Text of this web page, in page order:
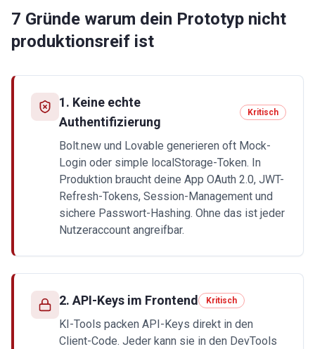
7 Gründe warum dein Prototyp nicht
produktionsreif ist
1. Keine echte
Authentifizierung
Kritisch
Bolt.new und Lovable generieren oft Mock-
Login oder simple localStorage-Token. In
Produktion braucht deine App OAuth 2.0, JWT-
Refresh-Tokens, Session-Management und
sichere Passwort-Hashing. Ohne das ist jeder
Nutzeraccount angreifbar.
2. API-Keys im Frontend Kritisch
KI-Tools packen API-Keys direkt in den
Client-Code. Jeder kann sie in den DevTools